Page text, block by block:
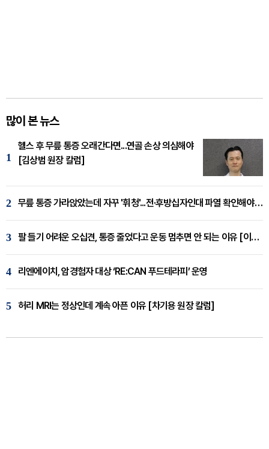
많이 본 뉴스
1
헬스 후 무릎 통증 오래간다면...연골 손상 의심해야
[김상범 원장 칼럼]
2 무릎 통증 가라앉았는데 자꾸 '휘청'...전·후방십자인대 파열 확인해야 [곽우경 원장 칼럼]
3 팔 들기 어려운 오십견, 통증 줄었다고 운동 멈추면 안 되는 이유 [이병욱 원장 칼럼]
4 리엔에이치, 암경험자 대상 ‘RE:CAN 푸드테라피’ 운영
5 허리 MRI는 정상인데 계속 아픈 이유 [차기용 원장 칼럼]